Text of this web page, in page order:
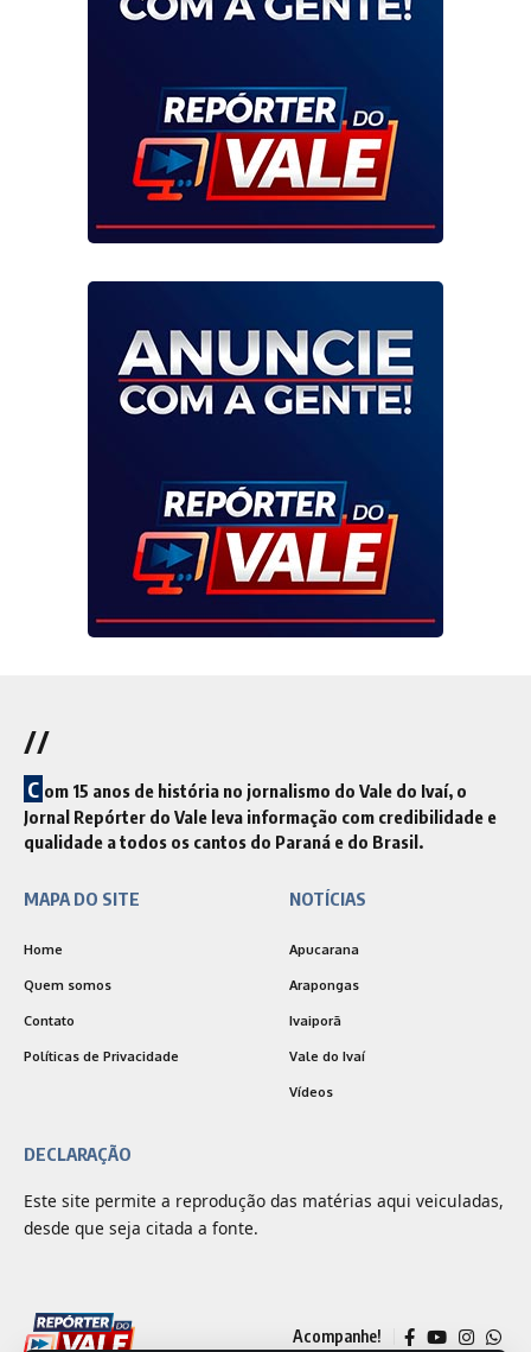
//
C om 15 anos de história no jornalismo do Vale do Ivaí, o
Jornal Repórter do Vale leva informação com credibilidade e
qualidade a todos os cantos do Paraná e do Brasil.
MAPA DO SITE
Home
Quem somos
Contato
Políticas de Privacidade
NOTÍCIAS
Apucarana
Arapongas
Ivaiporã
Vale do Ivaí
Vídeos
DECLARAÇÃO
Este site permite a reprodução das matérias aqui veiculadas,
desde que seja citada a fonte.
Acompanhe!